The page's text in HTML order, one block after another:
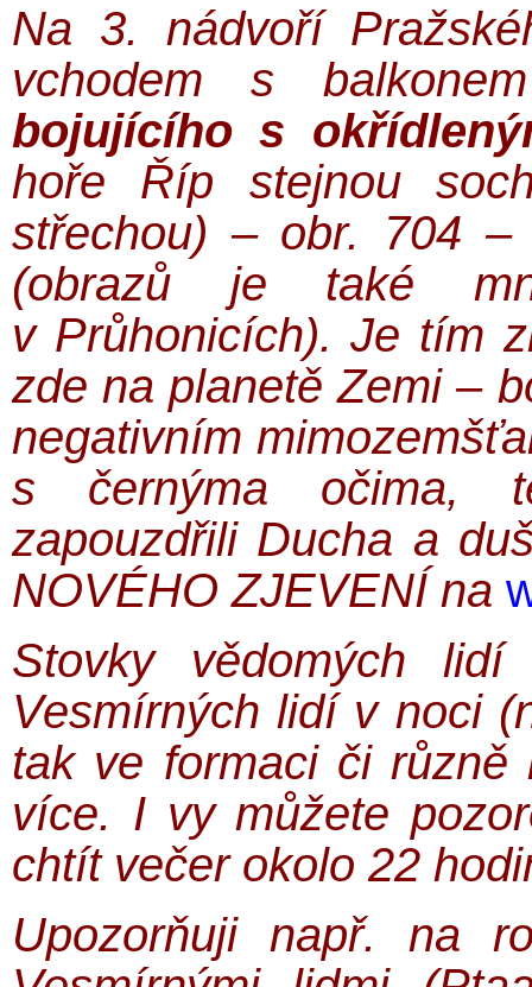
Na 3. nádvoří
vchodem s
bojujícího s
hoře Říp stejnou
střechou) – obr. 704
(obrazů je také
v Průhonicích). Je tím
zde na planetě Zemi –
negativním
s černýma očima,
zapouzdřili Ducha a
NOVÉHO ZJEVENÍ na
Stovky vědomých
Vesmírných lidí v noci
tak ve formaci či
více. I vy můžete
chtít večer okolo 22
Upozorňuji např. na